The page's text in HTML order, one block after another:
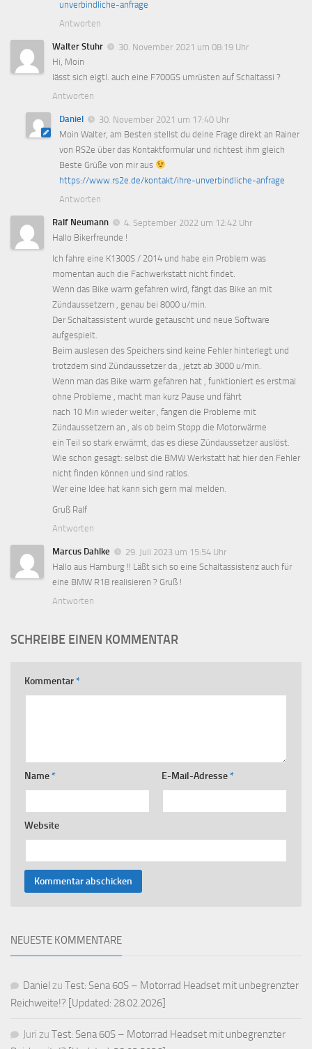
unverbindliche-anfrage
Antworten
Walter Stuhr
30. November 2021 um 08:19 Uhr
Hi, Moin
lässt sich eigtl. auch eine F700GS umrüsten auf Schaltassi ?
Antworten
Daniel
30. November 2021 um 17:40 Uhr
Moin Walter, am Besten stellst du deine Frage direkt an Rainer
von RS2e über das Kontaktformular und richtest ihm gleich
Beste Grüße von mir aus
https://www.rs2e.de/kontakt/ihre-unverbindliche-anfrage
Antworten
Ralf Neumann
4. September 2022 um 12:42 Uhr
Hallo Bikerfreunde !
Ich fahre eine K1300S / 2014 und habe ein Problem was
momentan auch die Fachwerkstatt nicht findet.
Wenn das Bike warm gefahren wird, fängt das Bike an mit
Zündaussetzern , genau bei 8000 u/min.
Der Schaltassistent wurde getauscht und neue Software
aufgespielt.
Beim auslesen des Speichers sind keine Fehler hinterlegt und
trotzdem sind Zündaussetzer da , jetzt ab 3000 u/min.
Wenn man das Bike warm gefahren hat , funktioniert es erstmal
ohne Probleme , macht man kurz Pause und fährt
nach 10 Min wieder weiter , fangen die Probleme mit
Zündaussetzern an , als ob beim Stopp die Motorwärme
ein Teil so stark erwärmt, das es diese Zündaussetzer auslöst.
Wie schon gesagt: selbst die BMW Werkstatt hat hier den Fehler
nicht finden können und sind ratlos.
Wer eine Idee hat kann sich gern mal melden.
Gruß Ralf
Antworten
Marcus Dahlke
29. Juli 2023 um 15:54 Uhr
Hallo aus Hamburg !! Läßt sich so eine Schaltassistenz auch für
eine BMW R18 realisieren ? Gruß !
Antworten
SCHREIBE EINEN KOMMENTAR
Kommentar*
Name* E-Mail-Adresse*
Website
NEUESTE KOMMENTARE
Daniel zu Test: Sena 60S – Motorrad Headset mit unbegrenzter
Reichweite!? [Updated: 28.02.2026]
Juri zu Test: Sena 60S – Motorrad Headset mit unbegrenzter